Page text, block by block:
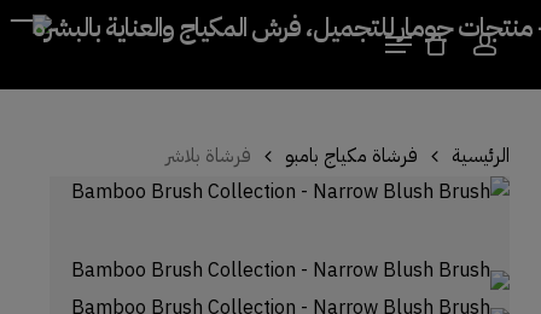
account
Menu Cart
Close
Cart
الرئيسية فرشاة مكياج بامبو فرشاة بلاشر